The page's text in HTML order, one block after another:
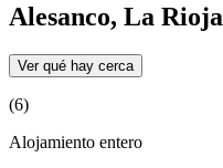
Alesanco, La Rioja
Ver qué hay cerca
(6)
Alojamiento entero